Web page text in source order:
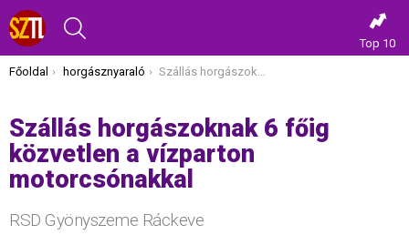
Top 10
Itt vagy most:
Főoldal horgásznyaraló Szállás horgászoknak 6 főig közvetlen a vízparton motorcsónakkal
Szállás horgászoknak 6 főig
közvetlen a vízparton
motorcsónakkal
RSD Gyönyszeme Ráckeve